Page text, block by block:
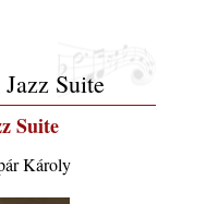
– 2026.
- Shakatak
Suite
Suite
Károly